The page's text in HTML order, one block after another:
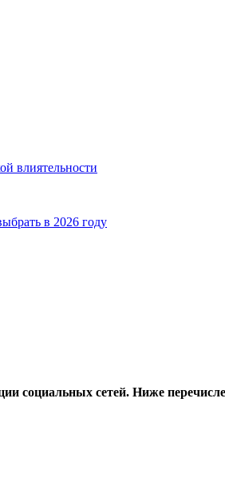
влиятельности
в 2026 году
социальных сетей. Ниже